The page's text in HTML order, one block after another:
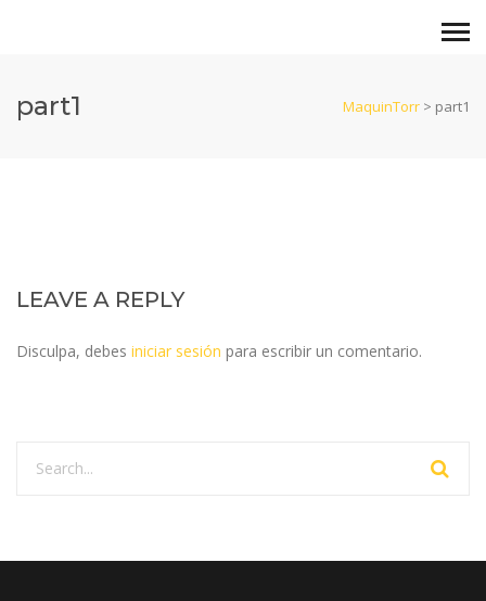
part1 MaquinTorr > part1
LEAVE A REPLY
Disculpa, debes iniciar sesión para escribir un comentario.